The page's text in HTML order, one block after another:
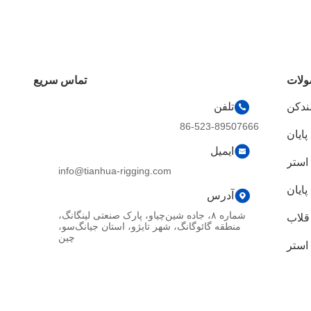
تماس سریع
تلفن
86-523-89507666
ایمیل
info@tianhua-rigging.com
آدرس
شماره ۸، جاده شین‌چیاو، پارک صنعتی لینگانگ،
منطقه گائوگانگ، شهر تایژو، استان جیانگ‌سو،
چین